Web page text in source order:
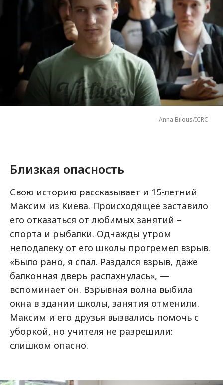
Anna Bilous/ICRC
Близкая опасность
Свою историю рассказывает и 15-летний
Максим из Киева. Происходящее заставило
его отказаться от любимых занятий –
спорта и рыбалки. Однажды утром
неподалеку от его школы прогремел взрыв.
«Было рано, я спал. Раздался взрыв, даже
балконная дверь распахнулась», —
вспоминает он. Взрывная волна выбила
окна в здании школы, занятия отменили.
Максим и его друзья вызвались помочь с
уборкой, но учителя не разрешили:
слишком опасно.